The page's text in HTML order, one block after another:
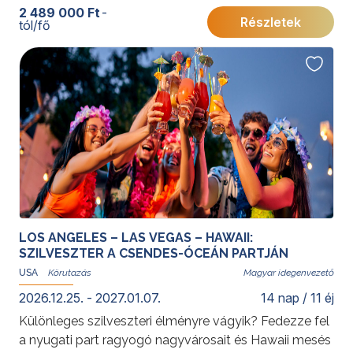
vadregényes tájak, indián kultúra és aranyláz kora
életre kelnek, miközben megcsodálhatja a Sziklás-
hegység és a Snake River páratlan szépségét.
További érdekességekért az Amerikai Egyesült
Államokról kattintson ide.
2 489 000 Ft -
tól/fő
Részletek
LOS ANGELES – LAS VEGAS – HAWAII:
SZILVESZTER A CSENDES-ÓCEÁN PARTJÁN
USA Magyar idegenvezető
2026.12.25. - 2027.01.07. 14 nap / 11 éj
Különleges szilveszteri élményre vágyik? Fedezze fel
a nyugati part ragyogó nagyvárosait és Hawaii mesés